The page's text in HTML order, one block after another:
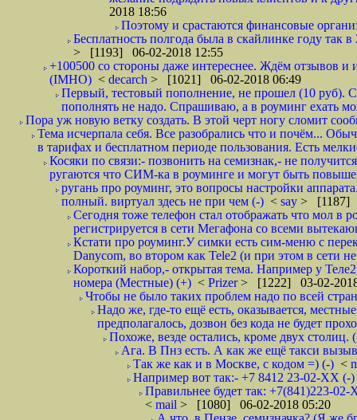
2018 18:56
Поэтому и срастаются финансовые
Бесплатность полгода была в скайлинке году
> [1193] 06-02-2018 12:55
+100500 со стороны даже интереснее. Ждём отзывов и
(IMHO) < decarch > [1021] 06-02-2018 06:49
Первый, тестовый пополнение, не прошел (10 руб).
пополнять не надо. Спрашиваю, а в роуминг ехать
Пора уж новую ветку создать. В этой черт ногу сломит
Тема исчерпала себя. Все разобрались что и почём...
в тарифах и бесплатном периоде пользования. Есть
Косяки по связи:- позвонить на семизнак,- не
ругаются что СИМ-ка в роуминге и могут быть
ругань про роуминг, это вопросы настройки
полный. виртуал здесь не при чем (-) < say > [1187]
Сегодня тоже телефон стал отображать что мол в
регистрируется в сети Мегафона со всеми
Кстати про роуминг.У симки есть сим-меню с
Danycom, во втором как Tele2 (и при этом в сети
Короткий набор,- открытая тема. Например у
номера (Местные) (+) < Prizer> [1222] 03-02-
Чтобы не было таких проблем надо по всей
Надо же, где-то ещё есть, оказывается,
предполагалось, дозвон без кода не будет
Похоже, везде остались, кроме двух
Ага. В Пнз есть. А как же ещё такси
Так же как и в Москве, с кодом =) (-) <
Например вот так:- +7 8412 23-02-ХХ (-
Правильнее будет так: +7(841)223-
< mail > [1080] 06-02-2018 05:20